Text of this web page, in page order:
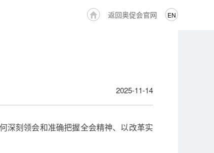
EN
返回奥促会官网
2025-11-14
深刻领会和准确把握全会精神、以改革实